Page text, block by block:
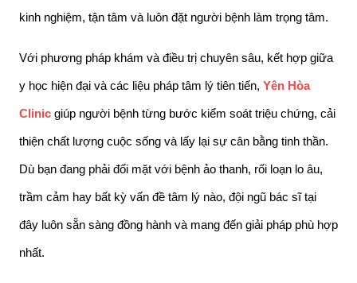
kinh nghiệm, tận tâm và luôn đặt người bệnh làm trọng tâm.
Với phương pháp khám và điều trị chuyên sâu, kết hợp giữa
y học hiện đại và các liệu pháp tâm lý tiên tiến, Yên Hòa
Clinic giúp người bệnh từng bước kiểm soát triệu chứng, cải
thiện chất lượng cuộc sống và lấy lại sự cân bằng tinh thần.
Dù bạn đang phải đối mặt với bệnh ảo thanh, rối loạn lo âu,
trầm cảm hay bất kỳ vấn đề tâm lý nào, đội ngũ bác sĩ tại
đây luôn sẵn sàng đồng hành và mang đến giải pháp phù hợp
nhất.